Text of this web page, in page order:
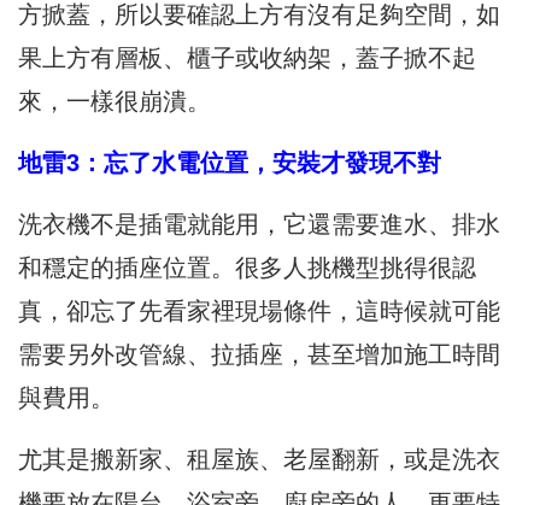
方掀蓋，所以要確認上方有沒有足夠空間，如
果上方有層板、櫃子或收納架，蓋子掀不起
來，一樣很崩潰。
地雷3：忘了水電位置，安裝才發現不對
洗衣機不是插電就能用，它還需要進水、排水
和穩定的插座位置。很多人挑機型挑得很認
真，卻忘了先看家裡現場條件，這時候就可能
需要另外改管線、拉插座，甚至增加施工時間
與費用。
尤其是搬新家、租屋族、老屋翻新，或是洗衣